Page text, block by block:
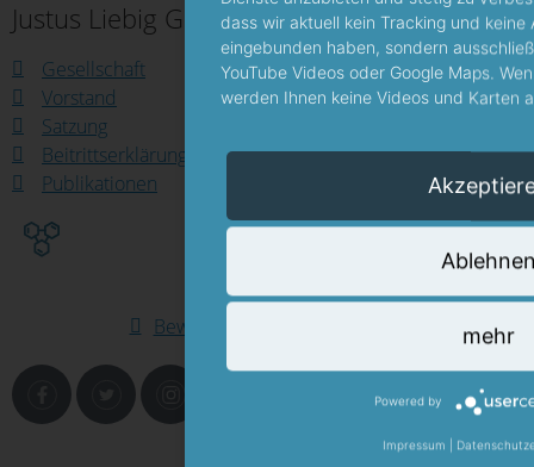
Justus Liebig Gesellschaft
Gesellschaft
Vorstand
Satzung
Beitrittserklärung
Publikationen
Bewerbung als Weltkulturerbe
dass wir aktuell kein Tracking und keine
eingebunden haben, sondern
YouTube Videos oder Google Maps.
werden Ihnen keine Videos und Karten
mehr
Powered by
Impressum